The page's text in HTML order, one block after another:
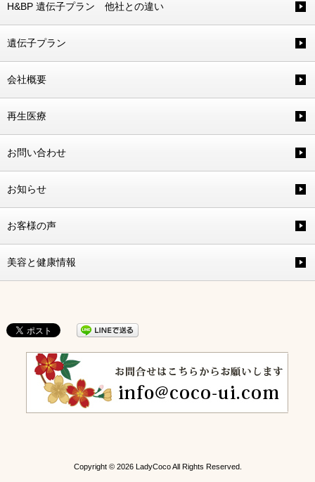
H&BP 遺伝子プラン 他社との違い
遺伝子プラン
会社概要
再生医療
お問い合わせ
お知らせ
お客様の声
美容と健康情報
Copyright © 2026 LadyCoco All Rights Reserved.